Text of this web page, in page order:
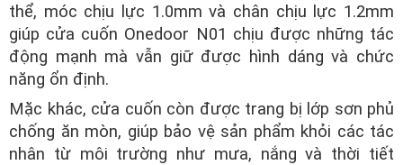
thể, móc chịu lực 1.0mm và chân chịu lực 1.2mm
giúp cửa cuốn Onedoor N01 chịu được những tác
động mạnh mà vẫn giữ được hình dáng và chức
năng ổn định.
Mặc khác, cửa cuốn còn được trang bị lớp sơn phủ
chống ăn mòn, giúp bảo vệ sản phẩm khỏi các tác
nhân từ môi trường như mưa, nắng và thời tiết